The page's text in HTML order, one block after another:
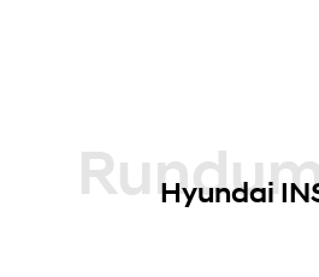
Hyundai